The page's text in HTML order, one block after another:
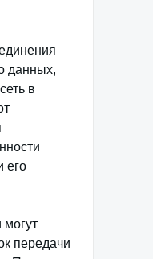
данных,
в
его
могут
передачи